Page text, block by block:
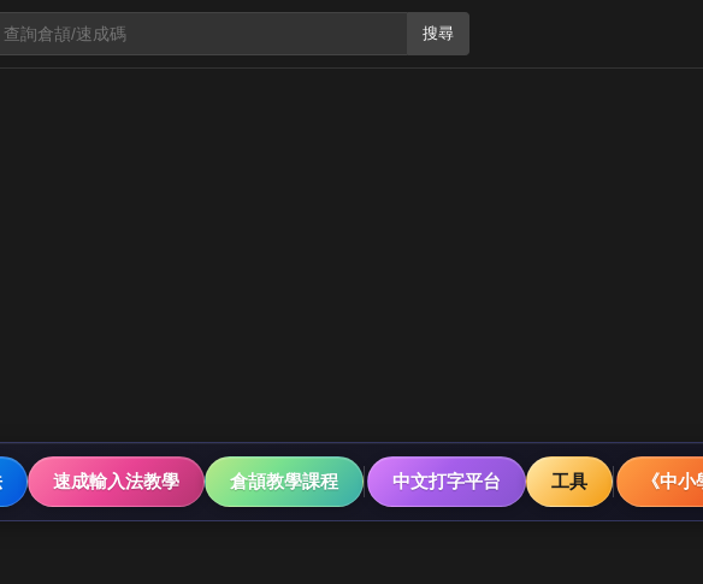
搜尋
速成輸入法教學 倉頡教學課程 中文打字平台 工具 《中